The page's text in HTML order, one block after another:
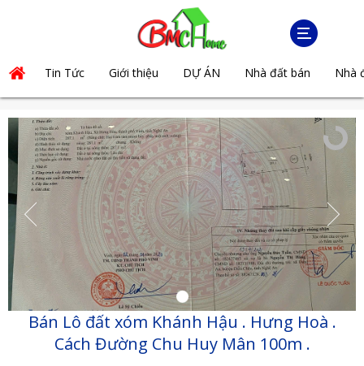
Tin Tức Giới thiệu DỰ ÁN Nhà đất bán Nhà
Bán Lô đất xóm Khánh Hậu . Hưng Hoà .
Cách Đường Chu Huy Mân 100m .